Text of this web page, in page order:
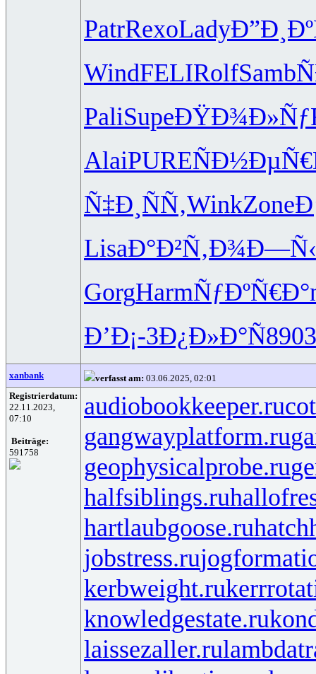
PatrRexoLady
WindFELIRolfSamb
PaliSupeÐŸÐ¾Ð»Ñƒ
AlaiPUREÑÐ½ÐµÑ€
Ñ‡Ð¸ÑÑ‚WinkZone
LisaÐ°Ð²Ñ‚Ð¾
GorgHarmÑƒÐºÑ€Ð°
Ð’Ð¡-3Ð¿Ð»Ð°Ñ8903
xanbank verfasst am: 03.06.2025, 02:01
Registrierdatum:
22.11.2023,
07:10
Beiträge:
591758
audiobookkeeper.ru
gangwayplatform.ru
geophysicalprobe.ru
halfsiblings.ru
hartlaubgoose.ru
jobstress.ru
kerbweight.ru
knowledgestate.ru
laissezaller.ru